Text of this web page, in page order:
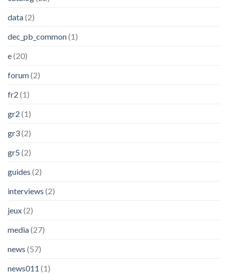
data(2)
dec_pb_common(1)
e(20)
forum(2)
fr2 (1)
gr2 (1)
gr3(2)
gr5 (2)
guides (2)
interviews (2)
jeux(2)
media(27)
news (57)
news011 (1)